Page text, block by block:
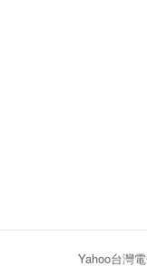
Yahoo台灣